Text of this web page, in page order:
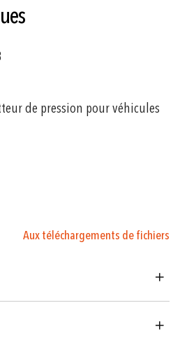
de pression pour véhicules
6 à 0 ... 700 bar
Aux téléchargements de fichiers